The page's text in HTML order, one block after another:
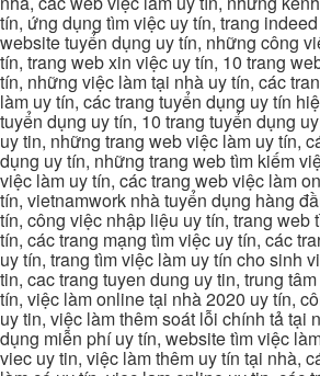
tín, ứng dụng tìm việc uy tín, trang
website tuyển dụng uy tín, những công
tín, trang web xin việc uy tín, 10 trang
tín, những việc làm tại nhà uy tín, các
làm uy tín, các trang tuyển dụng uy tín
tuyển dụng uy tín, 10 trang tuyển dụng
uy tin, những trang web việc làm uy tín,
dụng uy tín, những trang web tìm kiếm
việc làm uy tín, các trang web việc làm
tín, vietnamwork nhà tuyển dụng hàng
tín, công việc nhập liệu uy tín, trang web
tín, các trang mạng tìm việc uy tín, các
uy tín, trang tìm việc làm uy tín cho sinh
tin, cac trang tuyen dung uy tin, trung
tín, việc làm online tại nhà 2020 uy tín,
uy tin, việc làm thêm soát lỗi chính tả tại
dụng miễn phí uy tín, website tìm việc
viec uy tin, việc làm thêm uy tín tại nhà,